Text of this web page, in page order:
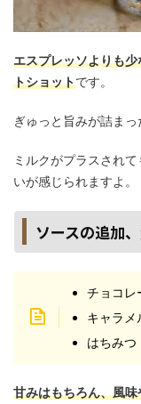
エスプレッソよりも
トショットです。
ぎゅっと旨みが詰まっ
ミルクがプラスされ
いが感じられますよ。
ソースの追加
チョコレ
キャラメ
はちみつ
甘みはもちろん、風